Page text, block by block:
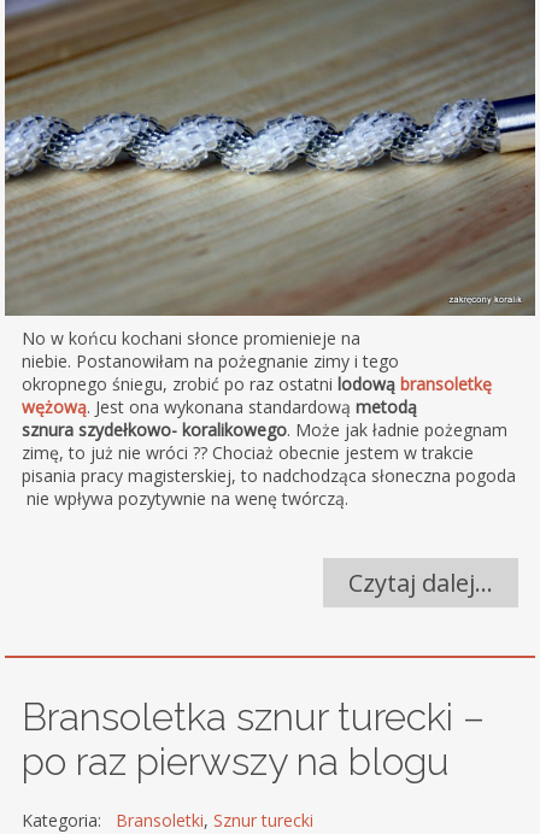
No w końcu kochani słonce promienieje na
niebie. Postanowiłam na pożegnanie zimy i tego
okropnego śniegu, zrobić po raz ostatni lodową bransoletkę
wężową. Jest ona wykonana standardową metodą
sznura szydełkowo- koralikowego. Może jak ładnie pożegnam
zimę, to już nie wróci ?? Chociaż obecnie jestem w trakcie
pisania pracy magisterskiej, to nadchodząca słoneczna pogoda
nie wpływa pozytywnie na wenę twórczą.
Czytaj dalej…
Bransoletka sznur turecki –
po raz pierwszy na blogu
Kategoria: Bransoletki, Sznur turecki